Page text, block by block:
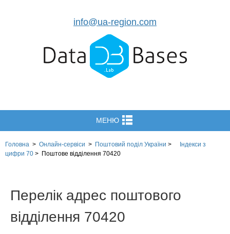
info@ua-region.com
МЕНЮ
Головна > Онлайн-сервіси > Поштовий поділ України >
Індекси з
цифри 70 > Поштове відділення 70420
Перелік адрес поштового
відділення 70420